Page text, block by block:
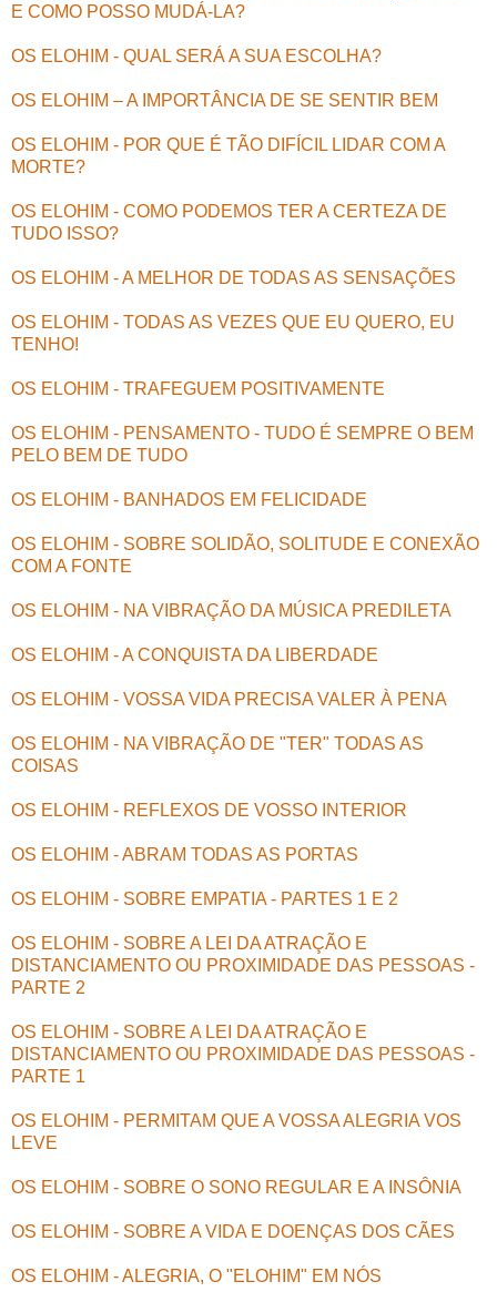
E COMO POSSO MUDÁ-LA?
OS ELOHIM - QUAL SERÁ A SUA ESCOLHA?
OS ELOHIM – A IMPORTÂNCIA DE SE SENTIR BEM
OS ELOHIM - POR QUE É TÃO DIFÍCIL LIDAR COM A
MORTE?
OS ELOHIM - COMO PODEMOS TER A CERTEZA DE
TUDO ISSO?
OS ELOHIM - A MELHOR DE TODAS AS SENSAÇÕES
OS ELOHIM - TODAS AS VEZES QUE EU QUERO, EU
TENHO!
OS ELOHIM - TRAFEGUEM POSITIVAMENTE
OS ELOHIM - PENSAMENTO - TUDO É SEMPRE O BEM
PELO BEM DE TUDO
OS ELOHIM - BANHADOS EM FELICIDADE
OS ELOHIM - SOBRE SOLIDÃO, SOLITUDE E CONEXÃO
COM A FONTE
OS ELOHIM - NA VIBRAÇÃO DA MÚSICA PREDILETA
OS ELOHIM - A CONQUISTA DA LIBERDADE
OS ELOHIM - VOSSA VIDA PRECISA VALER À PENA
OS ELOHIM - NA VIBRAÇÃO DE "TER" TODAS AS
COISAS
OS ELOHIM - REFLEXOS DE VOSSO INTERIOR
OS ELOHIM - ABRAM TODAS AS PORTAS
OS ELOHIM - SOBRE EMPATIA - PARTES 1 E 2
OS ELOHIM - SOBRE A LEI DA ATRAÇÃO E
DISTANCIAMENTO OU PROXIMIDADE DAS PESSOAS -
PARTE 2
OS ELOHIM - SOBRE A LEI DA ATRAÇÃO E
DISTANCIAMENTO OU PROXIMIDADE DAS PESSOAS -
PARTE 1
OS ELOHIM - PERMITAM QUE A VOSSA ALEGRIA VOS
LEVE
OS ELOHIM - SOBRE O SONO REGULAR E A INSÔNIA
OS ELOHIM - SOBRE A VIDA E DOENÇAS DOS CÃES
OS ELOHIM - ALEGRIA, O "ELOHIM" EM NÓS